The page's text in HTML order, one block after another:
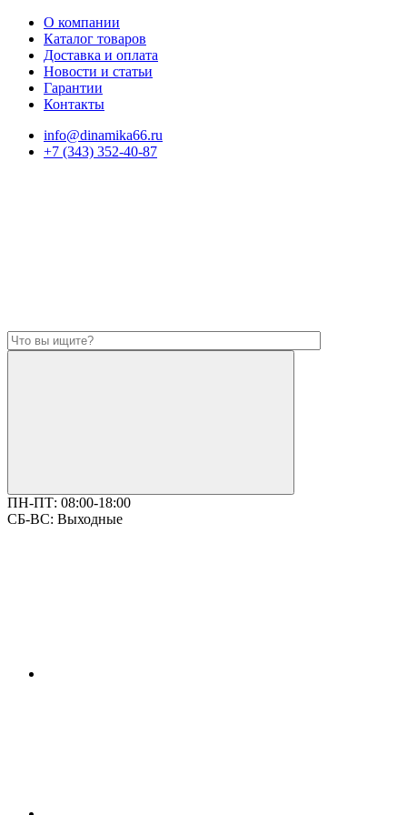
О компании
Каталог товаров
Доставка и оплата
Новости и статьи
Гарантии
Контакты
info@dinamika66.ru
+7 (343) 352-40-87
ПН-ПТ: 08:00-18:00
СБ-ВС: Выходные